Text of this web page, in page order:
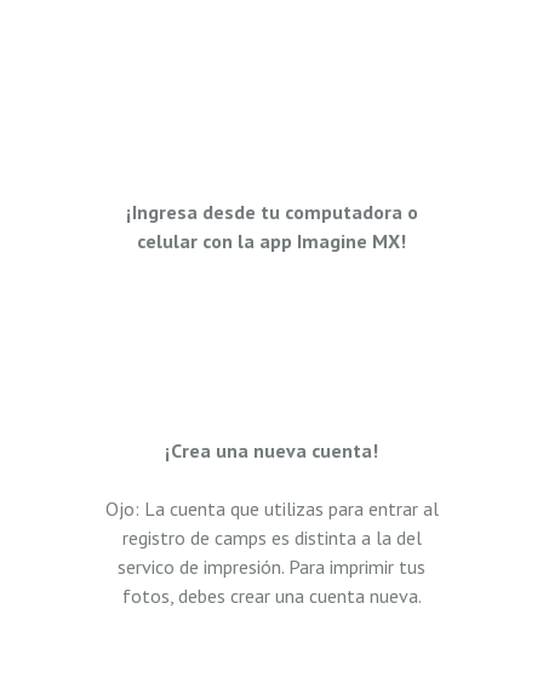
¡Ingresa desde tu computadora o
celular con la app Imagine MX!
¡Crea una nueva cuenta!
Ojo: La cuenta que utilizas para entrar al
registro de camps es distinta a la del
servico de impresión. Para imprimir tus
fotos, debes crear una cuenta nueva.